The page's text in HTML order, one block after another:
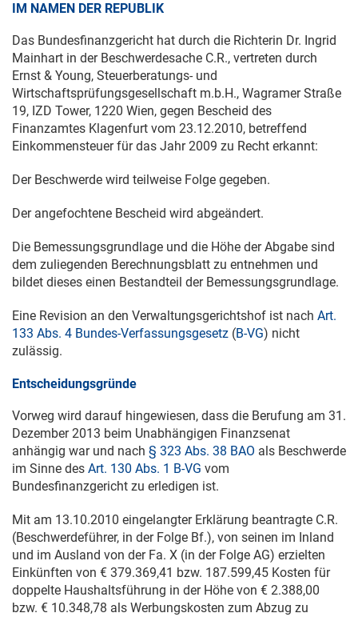
IM NAMEN DER REPUBLIK
Das Bundesfinanzgericht hat durch die Richterin Dr. Ingrid
Mainhart in der Beschwerdesache C.R., vertreten durch
Ernst & Young, Steuerberatungs- und
Wirtschaftsprüfungsgesellschaft m.b.H., Wagramer Straße
19, IZD Tower, 1220 Wien, gegen Bescheid des
Finanzamtes Klagenfurt vom 23.12.2010, betreffend
Einkommensteuer für das Jahr 2009 zu Recht erkannt:
Der Beschwerde wird teilweise Folge gegeben.
Der angefochtene Bescheid wird abgeändert.
Die Bemessungsgrundlage und die Höhe der Abgabe sind
dem zuliegenden Berechnungsblatt zu entnehmen und
bildet dieses einen Bestandteil der Bemessungsgrundlage.
Eine Revision an den Verwaltungsgerichtshof ist nach Art.
133 Abs. 4 Bundes-Verfassungsgesetz (B-VG) nicht
zulässig.
Entscheidungsgründe
Vorweg wird darauf hingewiesen, dass die Berufung am 31.
Dezember 2013 beim Unabhängigen Finanzsenat
anhängig war und nach § 323 Abs. 38 BAO als Beschwerde
im Sinne des Art. 130 Abs. 1 B-VG vom
Bundesfinanzgericht zu erledigen ist.
Mit am 13.10.2010 eingelangter Erklärung beantragte C.R.
(Beschwerdeführer, in der Folge Bf.), von seinen im Inland
und im Ausland von der Fa. X (in der Folge AG) erzielten
Einkünften von € 379.369,41 bzw. 187.599,45 Kosten für
doppelte Haushaltsführung in der Höhe von € 2.388,00
bzw. € 10.348,78 als Werbungskosten zum Abzug zu